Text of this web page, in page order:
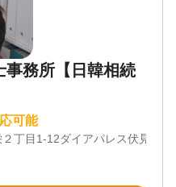
は原則リモート対応と
/ 相続財産調査 / 相続税
銀行手続き / 戸籍収集
人調査
可 / 初回相談無料 / 18
可 / 事務所面談可
務所【日韓相続
可能
丁目1-12ダイアパレス伏見412